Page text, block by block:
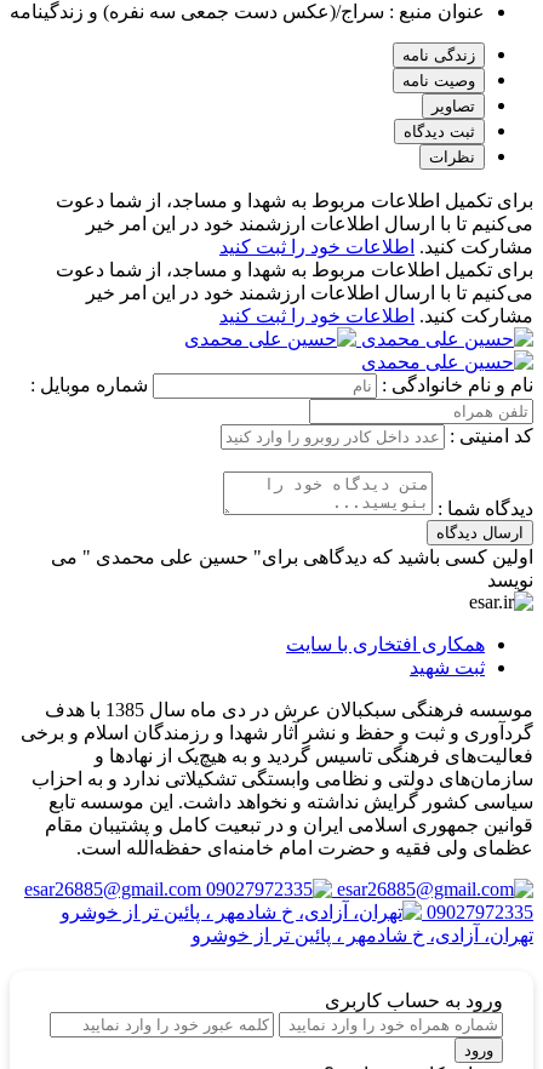
عنوان منبع : سراج/(عکس دست جمعی سه نفره) و زندگینامه
زندگی نامه
وصیت نامه
تصاویر
ثبت دیدگاه
نظرات
برای تکمیل اطلاعات مربوط به شهدا و مساجد، از شما دعوت
می‌کنیم تا با ارسال اطلاعات ارزشمند خود در این امر خیر
مشارکت کنید. اطلاعات خود را ثبت کنید
برای تکمیل اطلاعات مربوط به شهدا و مساجد، از شما دعوت
می‌کنیم تا با ارسال اطلاعات ارزشمند خود در این امر خیر
مشارکت کنید. اطلاعات خود را ثبت کنید
نام و نام خانوادگی : شماره موبایل :
کد امنیتی :
دیدگاه شما :
ارسال دیدگاه
اولین کسی باشید که دیدگاهی برای" حسین علی محمدی " می
نویسد
همکاری افتخاری با سایت
ثبت شهید
موسسه فرهنگی سبکبالان عرش در دی ماه سال 1385 با هدف
گردآوری و ثبت و حفظ و نشر آثار شهدا و رزمندگان اسلام و برخی
فعالیت‌های فرهنگی تاسیس گردید و به هیچ‌یک از نهادها و
سازمان‌های دولتی و نظامی وابستگی تشکیلاتی ندارد و به احزاب
سیاسی کشور گرایش نداشته و نخواهد داشت. این موسسه تابع
قوانین جمهوری اسلامی ایران و در تبعیت کامل و پشتیبان مقام
عظمای ولی فقیه و حضرت امام خامنه‌ای حفظه‌الله است.
esar26885@gmail.com
09027972335
تهران، آزادی، خ شادمهر ، پائین تر از خوشرو
ورود به حساب کاربری
ورود